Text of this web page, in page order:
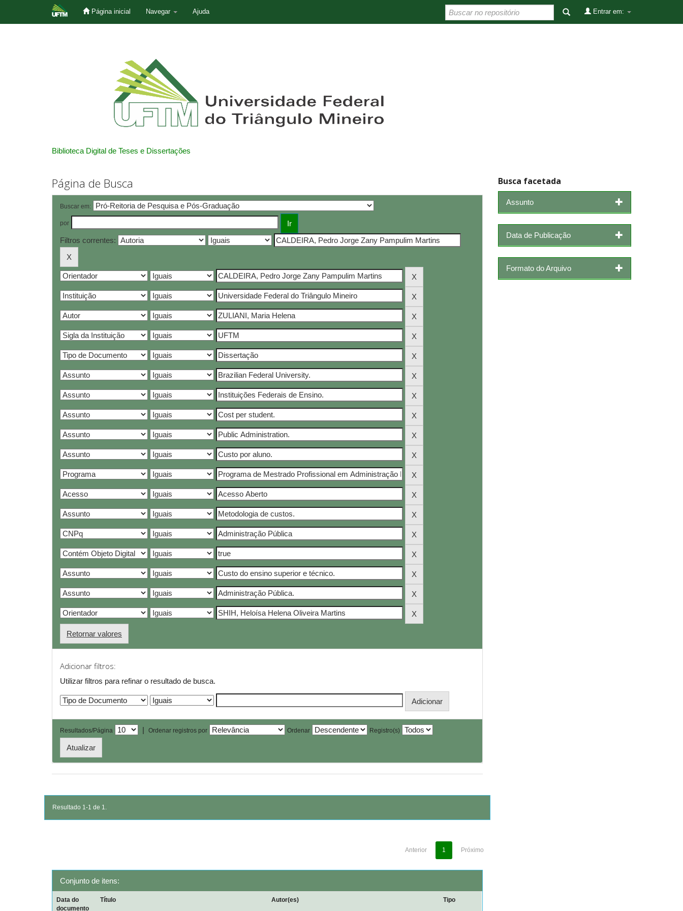
Página inicial Navegar Ajuda Entrar em:
Biblioteca Digital de Teses e Dissertações
Página de Busca
Buscar em:
por
Filtros correntes:
Retornar valores
Adicionar filtros:
Utilizar filtros para refinar o resultado de busca.
Resultados/Página | Ordenar registros por Ordenar Registro(s)
Resultado 1-1 de 1.
Anterior 1 Próximo
Conjunto de itens:
Data do
documento
Título Autor(es) Tipo
Busca facetada
Assunto
Data de Publicação
Formato do Arquivo